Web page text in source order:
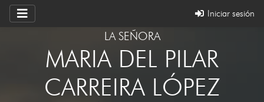
Iniciar sesión
LA SEÑORA
MARIA DEL PILAR
CARREIRA LÓPEZ